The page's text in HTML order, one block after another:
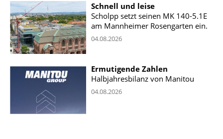
Schnell und leise
Scholpp setzt seinen MK 140-5.1E
am Mannheimer Rosengarten ein.
04.08.2026
Ermutigende Zahlen
Halbjahresbilanz von Manitou
04.08.2026